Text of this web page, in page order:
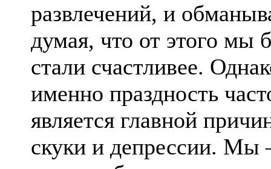
развлечений, и
думая, что от этого мы
стали счастливее.
именно праздность
является главной
скуки и депрессии. Мы